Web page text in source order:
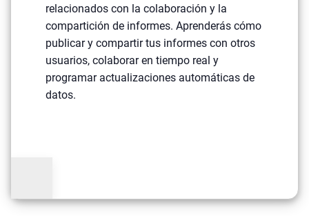
relacionados con la colaboración y la
compartición de informes. Aprenderás cómo
publicar y compartir tus informes con otros
usuarios, colaborar en tiempo real y
programar actualizaciones automáticas de
datos.